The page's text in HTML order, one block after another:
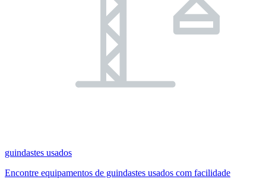
guindastes usados
Encontre equipamentos de guindastes usados com facilidade